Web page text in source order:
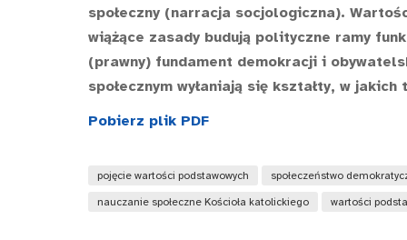
społeczny (narracja socjologiczna).
wiążące zasady budują polityczne ramy
(prawny) fundament demokracji i
społecznym wyłaniają się kształty, w
Pobierz plik PDF
pojęcie wartości podstawowych społeczeństwo
nauczanie społeczne Kościoła katolickiego wartości